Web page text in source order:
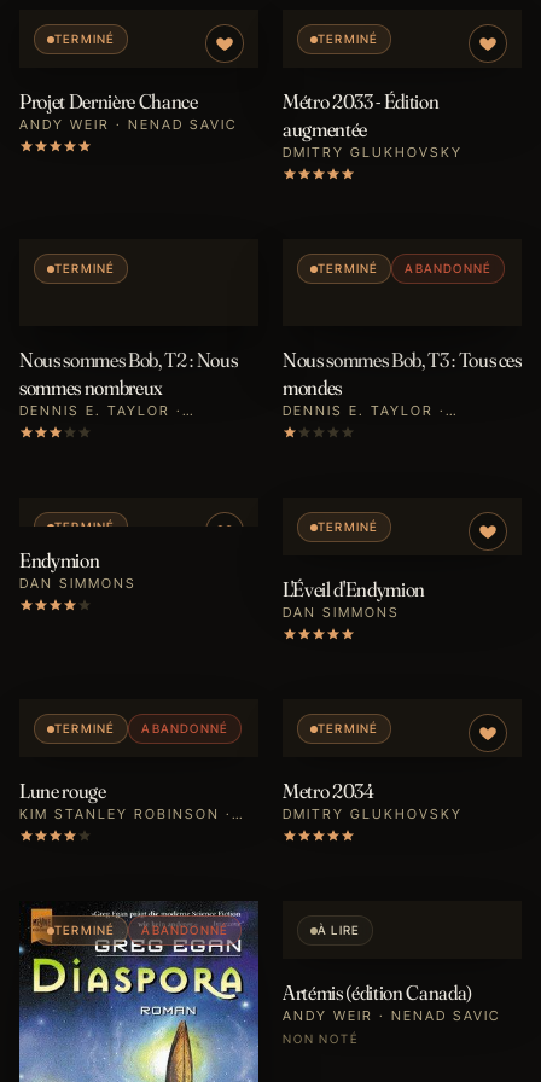
TERMINÉ
Projet Dernière Chance
ANDY WEIR · NENAD SAVIC
TERMINÉ
Métro 2033 - Édition
augmentée
DMITRY GLUKHOVSKY
TERMINÉ
Nous sommes Bob, T2 : Nous
sommes nombreux
DENNIS E. TAYLOR ·
SÉBASTIEN BAERT
TERMINÉ ABANDONNÉ
Nous sommes Bob, T3 : Tous ces
mondes
DENNIS E. TAYLOR ·
SÉBASTIEN BAERT
TERMINÉ
Endymion
DAN SIMMONS
TERMINÉ
L'Éveil d'Endymion
DAN SIMMONS
TERMINÉ ABANDONNÉ
Lune rouge
KIM STANLEY ROBINSON ·
SYLVIE DENIS
TERMINÉ
Metro 2034
DMITRY GLUKHOVSKY
TERMINÉ ABANDONNÉ À LIRE
Artémis (édition Canada)
ANDY WEIR · NENAD SAVIC
NON NOTÉ